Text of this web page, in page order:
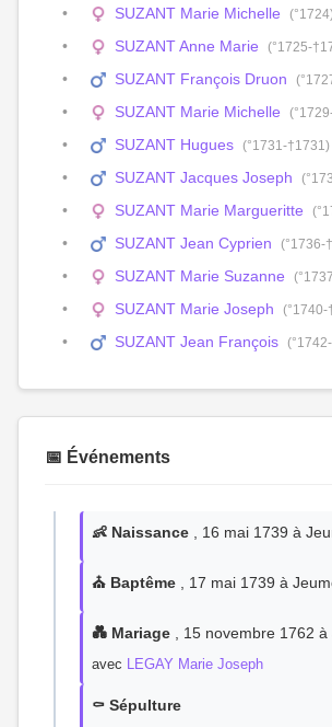
SUZANT Marie Michelle (°1724)
SUZANT Anne Marie (°1725-
SUZANT François Druon
SUZANT Marie Michelle
SUZANT Hugues (°1731-†1731)
SUZANT Jacques Joseph
SUZANT Marie Margueritte
SUZANT Jean Cyprien (°1736-
SUZANT Marie Suzanne
SUZANT Marie Joseph (°1740-
SUZANT Jean François
📅 Événements
👶 Naissance , 16 mai 1739 à
⛪ Baptême , 17 mai 1739 à
💑 Mariage , 15 novembre 1762
avec LEGAY Marie Joseph
⚰️ Sépulture